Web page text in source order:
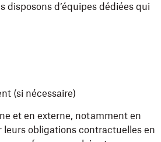
d’équipes dédiées qui
(si nécessaire)
et en externe, notamment en
obligations contractuelles en